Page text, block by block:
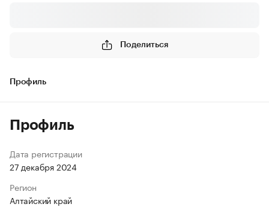
Поделиться
Профиль
Профиль
Дата регистрации
27 декабря 2024
Регион
Алтайский край